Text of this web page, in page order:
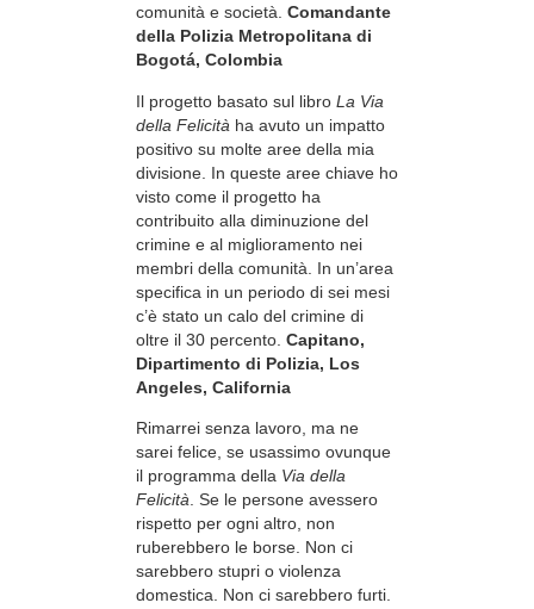
comunità e società. Comandante
della Polizia Metropolitana di
Bogotá, Colombia
Il progetto basato sul libro La Via
della Felicità ha avuto un impatto
positivo su molte aree della mia
divisione. In queste aree chiave ho
visto come il progetto ha
contribuito alla diminuzione del
crimine e al miglioramento nei
membri della comunità. In un’area
specifica in un periodo di sei mesi
c’è stato un calo del crimine di
oltre il 30 percento. Capitano,
Dipartimento di Polizia, Los
Angeles, California
Rimarrei senza lavoro, ma ne
sarei felice, se usassimo ovunque
il programma della Via della
Felicità. Se le persone avessero
rispetto per ogni altro, non
ruberebbero le borse. Non ci
sarebbero stupri o violenza
domestica. Non ci sarebbero furti.